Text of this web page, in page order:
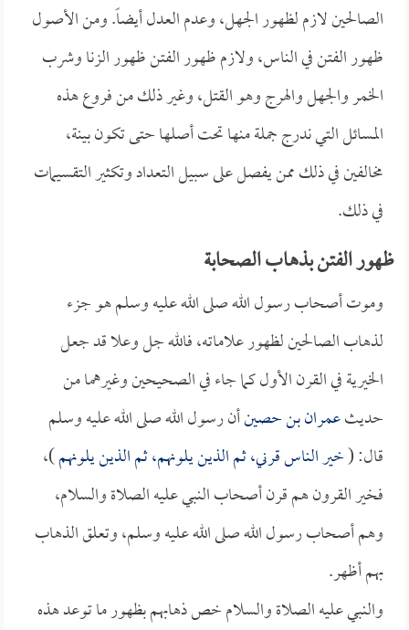
الصالحين لازم لظهور الجهل، وعدم العدل أيضاً. ومن الأصول
ظهور الفتن في الناس، ولازم ظهور الفتن ظهور الزنا وشرب
الخمر والجهل والهرج وهو القتل، وغير ذلك من فروع هذه
المسائل التي ندرج جملة منها تحت أصلها حتى تكون بينة،
مخالفين في ذلك ممن يفصل على سبيل التعداد وتكثير التقسيمات
في ذلك.
ظهور الفتن بذهاب الصحابة
وموت أصحاب رسول الله صلى الله عليه وسلم هو جزء
لذهاب الصالحين لظهور علاماته، فالله جل وعلا قد جعل
الخيرية في القرن الأول كما جاء في الصحيحين وغيرهما من
حديثعمران بن حصينأن رسول الله صلى الله عليه وسلم
قال: (خير الناس قرني، ثم الذين يلونهم، ثم الذين يلونهم)،
فخير القرون هم قرن أصحاب النبي عليه الصلاة والسلام،
وهم أصحاب رسول الله صلى الله عليه وسلم، وتعلق الذهاب
بهم أظهر.
والنبي عليه الصلاة والسلام خص ذهابهم بظهور ما توعد هذه